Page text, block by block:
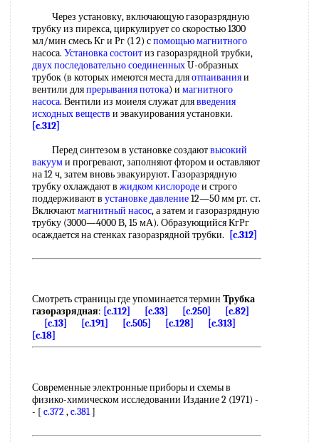
Через установку, включающую газоразрядную
трубку из пирекса, циркулирует со скоростью 1300
мл/мин смесь Кг и Рг (1 2) спомощью магнитного
насоса. Установка состоитиз газоразрядной трубки,
двухпоследовательно соединенныхU-образных
трубок (в которых имеются места дляотпаиванияи
вентили дляпрерывания потока) и магнитного
насоса. Вентили из моиеля служат длявведения
исходных веществ и эвакуирования установки.
[c.312]
Перед синтезом в установке создаютвысокий
вакууми прогревают, заполняют фтором и оставляют
на 12 ч, затем вновь эвакуируют. Газоразрядную
трубку охлаждают в жидком кислородеи строго
поддерживают в установке давление12—50 мм рт. ст.
Включаютмагнитный насос, а затем и газоразрядную
трубку (3000—4000 В, 15 мА). Образующийся КгРг
осаждается на стенках газоразрядной трубки.
[c.312]
Смотреть страницы где упоминается термин Трубка
газоразрядная: [c.112] [c.33] [c.250]
[c.82]
[c.13]
[c.191] [c.505] [c.128]
[c.313]
[c.18]
Современные электронные приборы и схемы в
физико-химическом исследовании Издание 2 (1971) -
- [ c.372,c.381]